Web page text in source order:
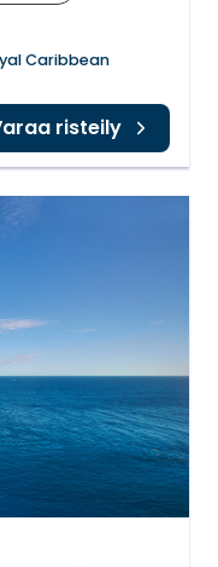
Caribbean
risteily